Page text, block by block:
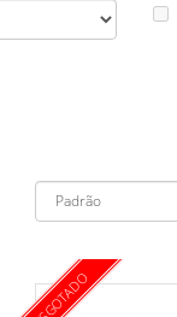
ESGOTADO